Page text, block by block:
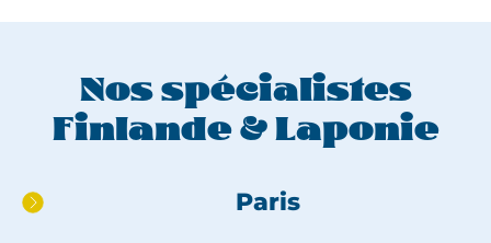
Nos spécialistes
Finlande & Laponie
Aller
directement
Paris